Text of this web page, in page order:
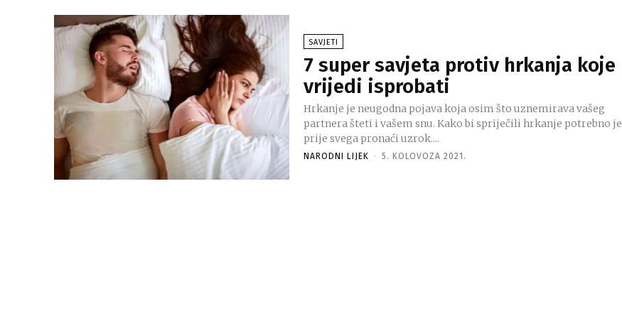
SAVJETI
7 super savjeta protiv hrkanja koje
vrijedi isprobati
Hrkanje je neugodna pojava koja osim što uznemirava vašeg
partnera šteti i vašem snu. Kako bi spriječili hrkanje potrebno je
prije svega pronaći uzrok....
NARODNI LIJEK - 5. KOLOVOZA 2021.